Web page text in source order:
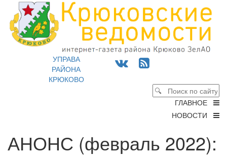
УПРАВА
РАЙОНА
КРЮКОВО
ГЛАВНОЕ
НОВОСТИ
АНОНС (февраль 2022):